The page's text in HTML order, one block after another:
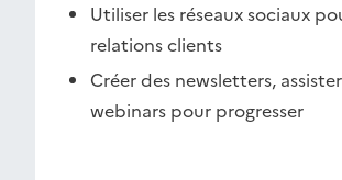
Utiliser les réseaux sociaux
relations clients
Créer des newsletters,
webinars pour progresser